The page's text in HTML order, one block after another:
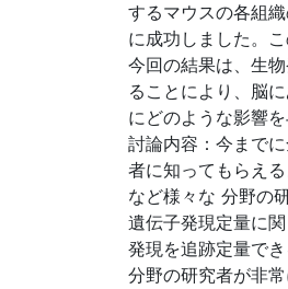
するマウスの各組
に成功しました。
今回の結果は、生
ることにより、脳
にどのような影響
討論内容：今まで
者に知ってもらえ
など様々な 分野の
遺伝子発現定量に
発現を追跡定量で
分野の研究者が非